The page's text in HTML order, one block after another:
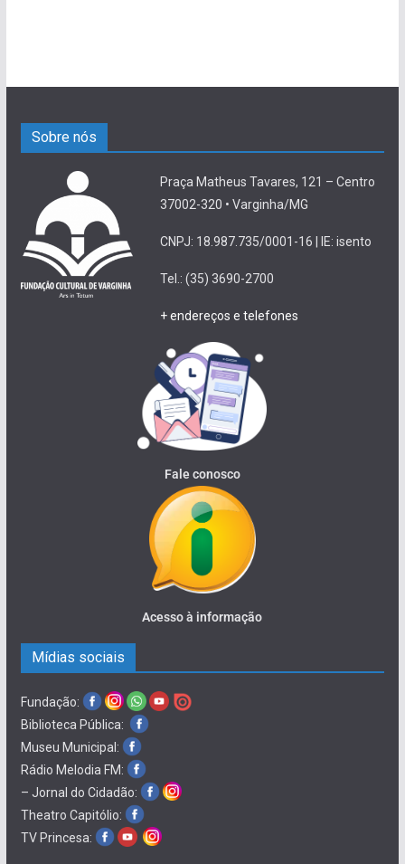
Sobre nós
Praça Matheus Tavares, 121 – Centro
37002-320 • Varginha/MG
CNPJ: 18.987.735/0001-16 | IE: isento
Tel.: (35) 3690-2700
+ endereços e telefones
Fale conosco
Acesso à informação
Mídias sociais
Fundação:
Biblioteca Pública:
Museu Municipal:
Rádio Melodia FM:
– Jornal do Cidadão:
Theatro Capitólio:
TV Princesa: